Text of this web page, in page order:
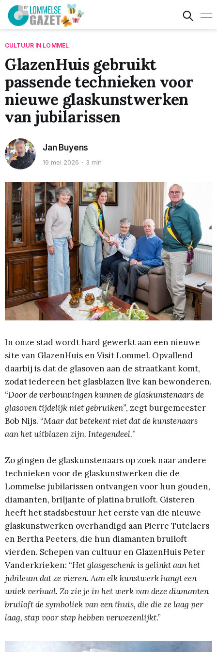
CULTUUR IN LOMMEL
GlazenHuis gebruikt
passende technieken voor
nieuwe glaskunstwerken
van jubilarissen
Jan Buyens
19 mei 2026 3 min
In onze stad wordt hard gewerkt aan een nieuwe
site van GlazenHuis en Visit Lommel. Opvallend
daarbij is dat de glasoven aan de straatkant komt,
zodat iedereen het glasblazen live kan bewonderen.
“Door de verbouwingen kunnen de glaskunstenaars de
glasoven tijdelijk niet gebruiken”, zegt burgemeester
Bob Nijs. “Maar dat betekent niet dat de kunstenaars
aan het uitblazen zijn. Integendeel.”
Zo gingen de glaskunstenaars op zoek naar andere
technieken voor de glaskunstwerken die de
Lommelse jubilarissen ontvangen voor hun gouden,
diamanten, briljante of platina bruiloft. Gisteren
heeft het stadsbestuur het eerste van die nieuwe
glaskunstwerken overhandigd aan Pierre Tutelaers
en Bertha Peeters, die hun diamanten bruiloft
vierden. Schepen van cultuur en GlazenHuis Peter
Vanderkrieken: “Het glasgeschenk is gelinkt aan het
jubileum dat ze vieren. Aan elk kunstwerk hangt een
uniek verhaal. Zo zie je in het werk van deze diamanten
bruiloft de symboliek van een thuis, die die ze laag per
laag, stap voor stap hebben verwezenlijkt.”